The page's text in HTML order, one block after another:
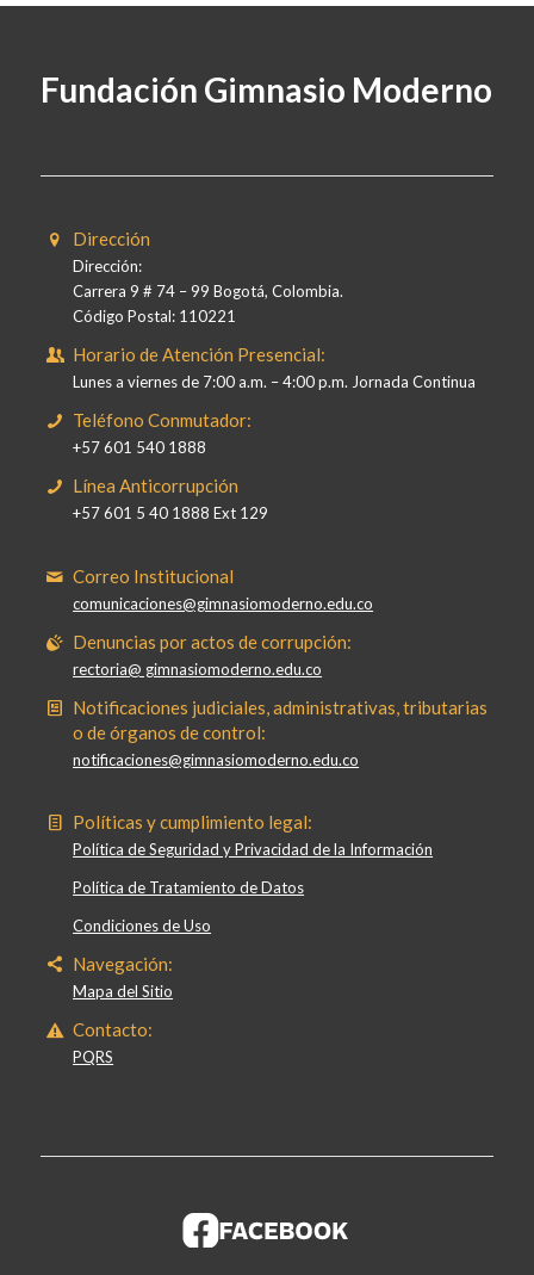
Fundación Gimnasio Moderno
Dirección
Dirección:
Carrera 9 # 74 – 99 Bogotá, Colombia.
Código Postal: 110221
Horario de Atención Presencial:
Lunes a viernes de 7:00 a.m. – 4:00 p.m. Jornada Continua
Teléfono Conmutador:
+57 601 540 1888
Línea Anticorrupción
+57 601 5 40 1888 Ext 129
Correo Institucional
comunicaciones@gimnasiomoderno.edu.co
Denuncias por actos de corrupción:
rectoria@ gimnasiomoderno.edu.co
Notificaciones judiciales, administrativas, tributarias
o de órganos de control:
notificaciones@gimnasiomoderno.edu.co
Políticas y cumplimiento legal:
Política de Seguridad y Privacidad de la Información
Política de Tratamiento de Datos
Condiciones de Uso
Navegación:
Mapa del Sitio
Contacto:
PQRS